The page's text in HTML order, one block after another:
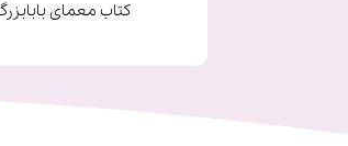
کتاب معمای